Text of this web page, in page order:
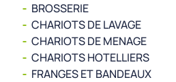
BROSSERIE
CHARIOTS DE LAVAGE
CHARIOTS DE MENAGE
CHARIOTS HOTELLIERS
FRANGES ET BANDEAUX